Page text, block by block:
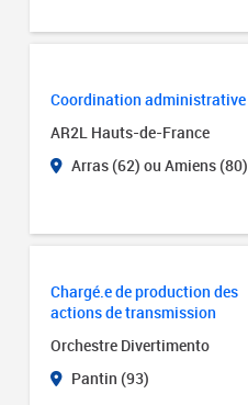
Coordination administrative
AR2L Hauts-de-France
Arras (62) ou Amiens (80)
Chargé.e de production des
actions de transmission
Orchestre Divertimento
Pantin (93)